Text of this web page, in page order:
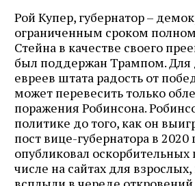
Рой Купер, губернатор –
ограниченным сроком
Стейна в качестве своего
был поддержан Трампом. Для
евреев штата радость от
может перевесить только
поражения Робинсона.
политике до того, как он
пост вице-губернатора в 2020
опубликовал оскорбительных
числе на сайтах для